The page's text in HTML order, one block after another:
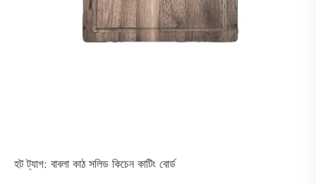
হট ট্যাগ: বাবলা কাঠ সলিড কিচেন কাটিং বোর্ড